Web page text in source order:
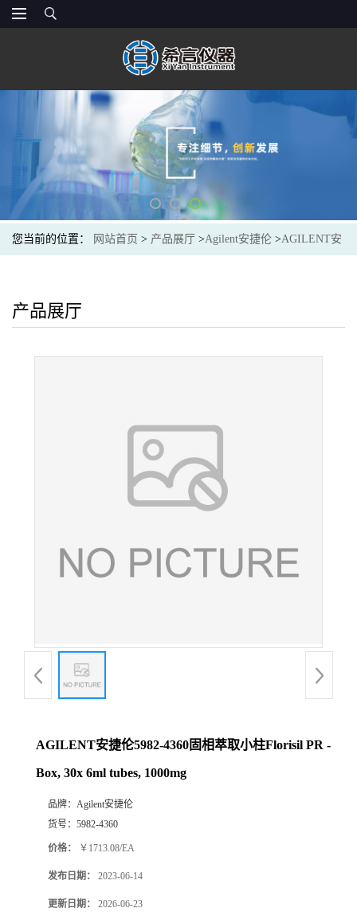
您当前的位置： 网站首页 > 产品展厅 >Agilent安捷伦 >AGILENT安
产品展厅
AGILENT安捷伦5982-4360固相萃取小柱Florisil PR -
Box, 30x 6ml tubes, 1000mg
品牌： Agilent安捷伦
货号： 5982-4360
价格： ￥1713.08/EA
发布日期： 2023-06-14
更新日期： 2026-06-23